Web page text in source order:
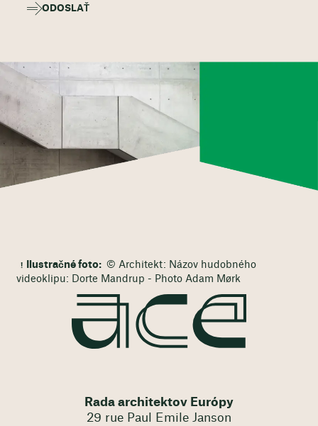
ODOSLAŤ
Ilustračné foto: © Architekt: Názov hudobného
videoklipu: Dorte Mandrup - Photo Adam Mørk
Rada architektov Európy
29 rue Paul Emile Janson